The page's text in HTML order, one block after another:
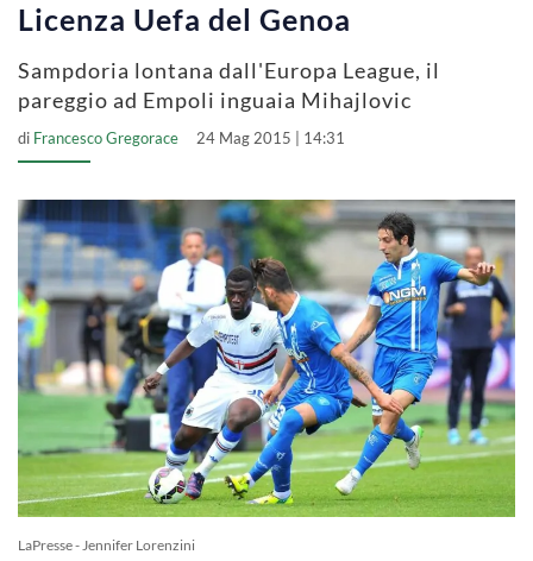
Licenza Uefa del Genoa
Sampdoria lontana dall'Europa League, il
pareggio ad Empoli inguaia Mihajlovic
di Francesco Gregorace 24 Mag 2015 | 14:31
LaPresse - Jennifer Lorenzini